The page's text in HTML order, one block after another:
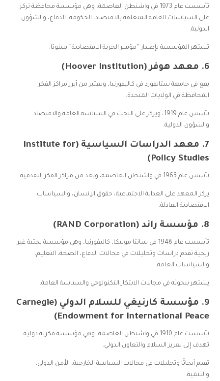
تأسست عام 1973 في واشنطن العاصمة، وهي مؤسسة محافظة تركز
على السياسات العامة المتعلقة بالاقتصاد، الحكومة، الدفاع، والشؤون
الدولية.
تشتهر المؤسسة بإصدار “مؤشر الحرية الاقتصادية” سنويًا.
6. معهد هوفر (Hoover Institution)
يقع في جامعة ستانفورد في كاليفورنيا، ويعتبر من أبرز مراكز الفكر
المحافظة في الولايات المتحدة.
تأسس عام 1919، ويركز على البحث في السياسة العامة والاقتصاد
والشؤون الدولية.
7.
معهد الدراسات السياسية (Institute for
Policy Studies)
تأسس عام 1963 في واشنطن العاصمة، ويعد من مراكز الفكر التقدمية.
يركز المعهد على العدالة الاجتماعية، حقوق الإنسان، والسياسات
الاقتصادية العادلة.
8. مؤسسة راند (RAND Corporation)
تأسست عام 1948 في سانتا مونيكا، كاليفورنيا، وهي مؤسسة بحثية غير
ربحية تقدم دراسات وتحليلات في مجالات الدفاع، الصحة، التعليم،
والسياسات العامة.
يشتهر ببحوثه في مجالات الابتكار التكنولوجي والسياسة العامة.
9.
مؤسسة كارنيغي للسلام الدولي (Carnegie
Endowment for International Peace)
تأسست عام 1910 في واشنطن العاصمة، وهي مؤسسة فكرية دولية
تهدف إلى تعزيز السلام والتعاون الدولي.
تقدم أبحاثًا وتحليلات في مجالات السياسة الخارجية، الأمن الدولي،
والتنمية.